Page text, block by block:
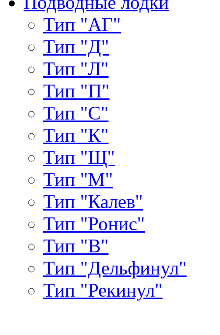
Тип "АГ"
Тип "Д"
Тип "Л"
Тип "П"
Тип "С"
Тип "К"
Тип "Щ"
Тип "М"
Тип "Калев"
Тип "Ронис"
Тип "В"
Тип "Дельфинул"
Тип "Рекинул"